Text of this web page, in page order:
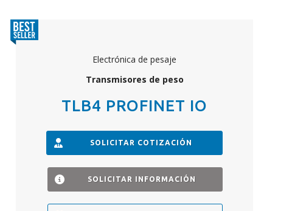
Electrónica de pesaje
Transmisores de peso
TLB4 PROFINET IO
SOLICITAR COTIZACIÓN
SOLICITAR INFORMACIÓN